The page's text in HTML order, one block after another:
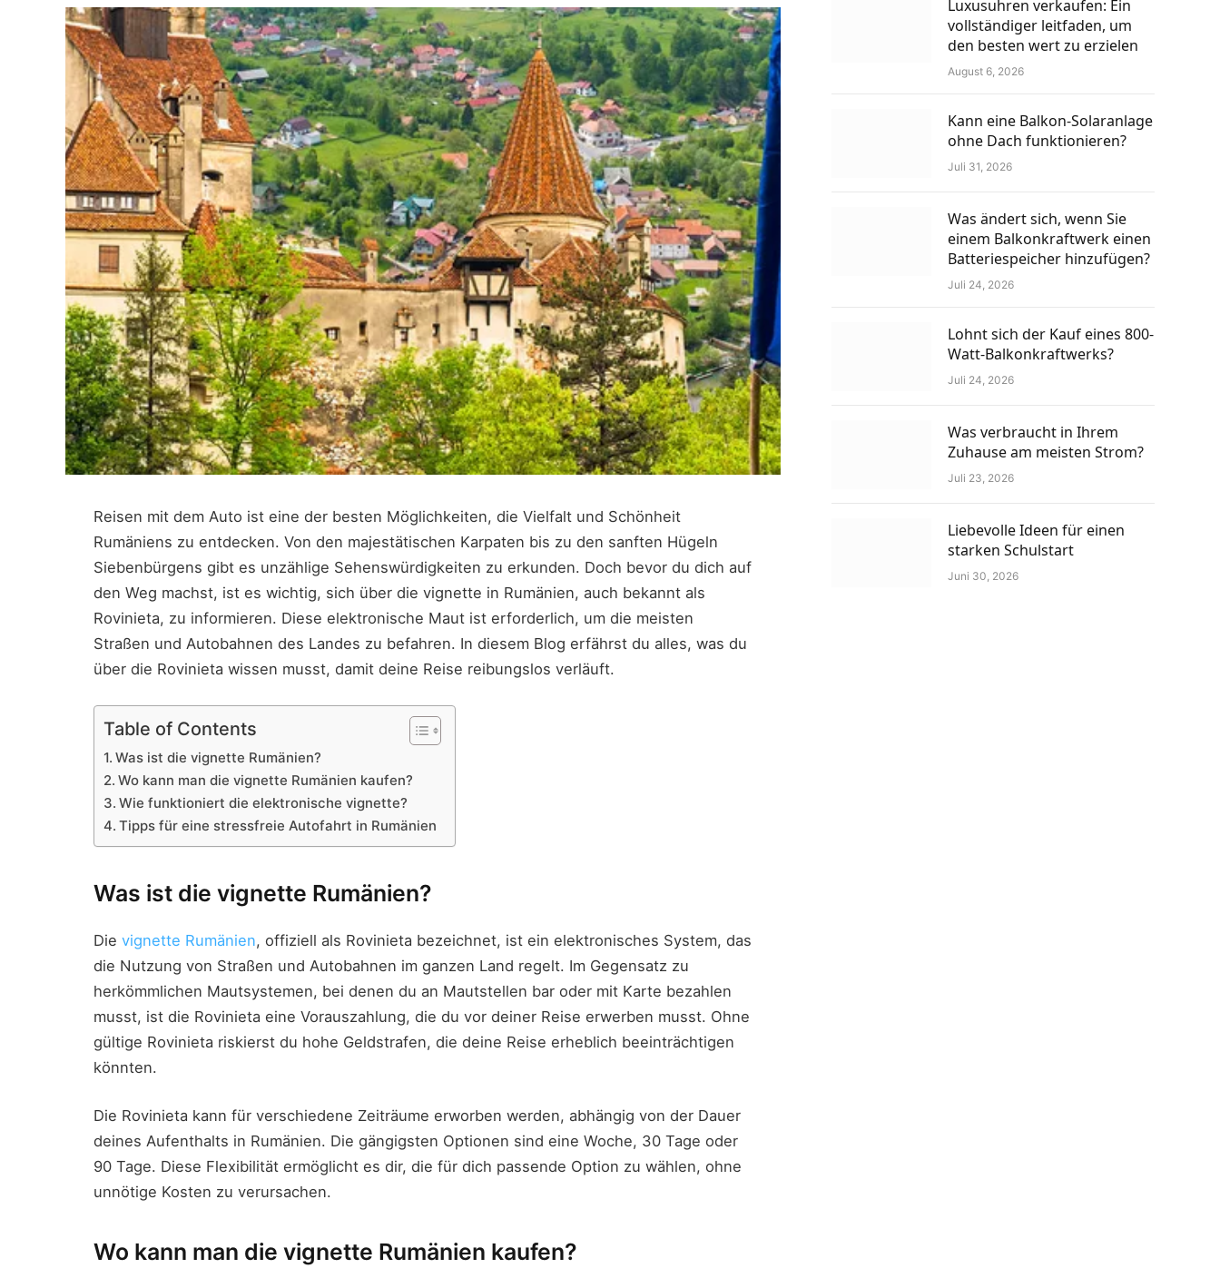
Reisen mit dem Auto ist eine der besten Möglichkeiten, die Vielfalt und Schönheit
Rumäniens zu entdecken. Von den majestätischen Karpaten bis zu den sanften Hügeln
Siebenbürgens gibt es unzählige Sehenswürdigkeiten zu erkunden. Doch bevor du dich auf
den Weg machst, ist es wichtig, sich über die vignette in Rumänien, auch bekannt als
Rovinieta, zu informieren. Diese elektronische Maut ist erforderlich, um die meisten
Straßen und Autobahnen des Landes zu befahren. In diesem Blog erfährst du alles, was du
über die Rovinieta wissen musst, damit deine Reise reibungslos verläuft.
Table of Contents
Was ist die vignette Rumänien?
Wo kann man die vignette Rumänien kaufen?
Wie funktioniert die elektronische vignette?
Tipps für eine stressfreie Autofahrt in Rumänien
Was ist die vignette Rumänien?
Die vignette Rumänien, offiziell als Rovinieta bezeichnet, ist ein elektronisches System, das
die Nutzung von Straßen und Autobahnen im ganzen Land regelt. Im Gegensatz zu
herkömmlichen Mautsystemen, bei denen du an Mautstellen bar oder mit Karte bezahlen
musst, ist die Rovinieta eine Vorauszahlung, die du vor deiner Reise erwerben musst. Ohne
gültige Rovinieta riskierst du hohe Geldstrafen, die deine Reise erheblich beeinträchtigen
könnten.
Die Rovinieta kann für verschiedene Zeiträume erworben werden, abhängig von der Dauer
deines Aufenthalts in Rumänien. Die gängigsten Optionen sind eine Woche, 30 Tage oder
90 Tage. Diese Flexibilität ermöglicht es dir, die für dich passende Option zu wählen, ohne
unnötige Kosten zu verursachen.
Wo kann man die vignette Rumänien kaufen?
Luxusuhren verkaufen: Ein
vollständiger leitfaden, um
den besten wert zu erzielen
August 6, 2026
Kann eine Balkon-Solaranlage
ohne Dach funktionieren?
Juli 31, 2026
Was ändert sich, wenn Sie
einem Balkonkraftwerk einen
Batteriespeicher hinzufügen?
Juli 24, 2026
Lohnt sich der Kauf eines 800-
Watt-Balkonkraftwerks?
Juli 24, 2026
Was verbraucht in Ihrem
Zuhause am meisten Strom?
Juli 23, 2026
Liebevolle Ideen für einen
starken Schulstart
Juni 30, 2026